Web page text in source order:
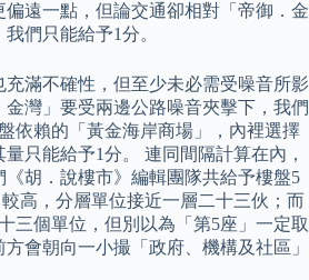
遠一點，但論交通卻相對「帝御．金
們只能給予1分。
滿不確性，但至少未必需受噪音所影
灣」要受兩邊公路噪音夾擊下，我們
依賴的「黃金海岸商場」，內裡選擇
只能給予1分。 連同間隔計算在內，
《胡．說樓市》編輯團隊共給予樓盤5
高，分層單位接近一層二十三伙；而
三個單位，但別以為「第5座」一定取
會朝向一小撮「政府、機構及社區」